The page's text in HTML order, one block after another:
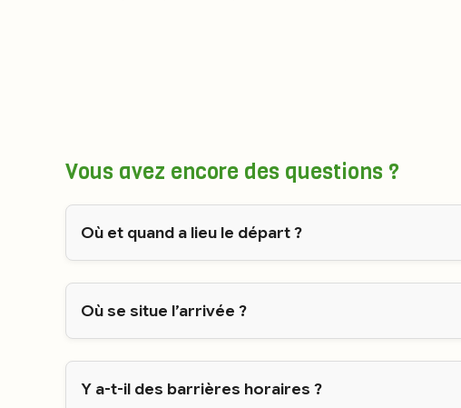
Vous avez encore des questions ?
Où et quand a lieu le départ ?
Où se situe l’arrivée ?
Y a-t-il des barrières horaires ?